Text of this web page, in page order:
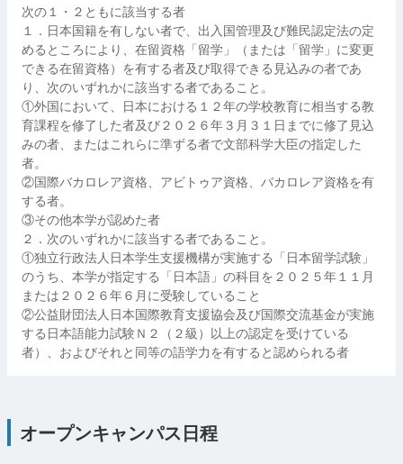
次の１・２ともに該当する者
１．日本国籍を有しない者で、出入国管理及び難民認定法の定
めるところにより、在留資格「留学」（または「留学」に変更
できる在留資格）を有する者及び取得できる見込みの者であ
り、次のいずれかに該当する者であること。
①外国において、日本における１２年の学校教育に相当する教
育課程を修了した者及び２０２６年３月３１日までに修了見込
みの者、またはこれらに準ずる者で文部科学大臣の指定した
者。
②国際バカロレア資格、アビトゥア資格、バカロレア資格を有
する者。
③その他本学が認めた者
２．次のいずれかに該当する者であること。
①独立行政法人日本学生支援機構が実施する「日本留学試験」
のうち、本学が指定する「日本語」の科目を２０２５年１１月
または２０２６年６月に受験していること
②公益財団法人日本国際教育支援協会及び国際交流基金が実施
する日本語能力試験Ｎ２（２級）以上の認定を受けている
者）、およびそれと同等の語学力を有すると認められる者
オープンキャンパス日程